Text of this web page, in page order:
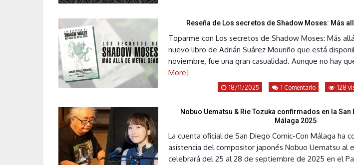
Reseña de Los secretos de Shadow Moses: Más
Toparme con Los secretos de Shadow Moses: Más
nuevo libro de Adrián Suárez Mouriño que está
noviembre, fue una gran casualidad. Aunque no hay
More]
18/11/2025 1 Comentario 128
Nobuo Uematsu & Rie Tozuka confirmados en la
Málaga 2025
La cuenta oficial de San Diego Comic-Con Málaga ha
asistencia del compositor japonés Nobuo Uematsu al
celebrará del 25 al 28 de septiembre de 2025 en el